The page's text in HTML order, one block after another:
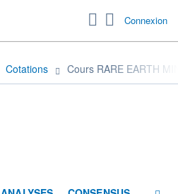
Connexion
Cotations Cours RARE EARTH